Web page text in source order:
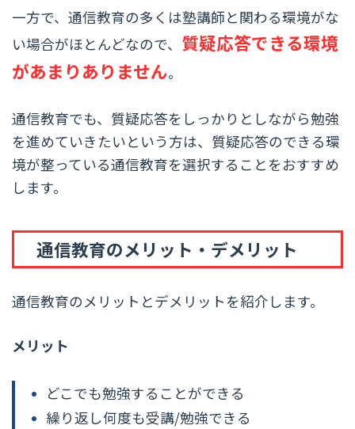
一方で、通信教育の多くは塾講師と関わる環境がな
い場合がほとんどなので、 質疑応答できる環境
があまりありません。
通信教育でも、質疑応答をしっかりとしながら勉強
を進めていきたいという方は、質疑応答のできる環
境が整っている通信教育を選択することをおすすめ
します。
通信教育のメリット・デメリット
通信教育のメリットとデメリットを紹介します。
メリット
どこでも勉強することができる
繰り返し何度も受講/勉強できる